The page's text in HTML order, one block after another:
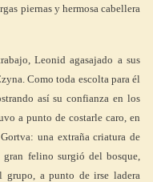
piernas y hermosa cabellera
Leonid agasajado a sus
Como toda escolta para él
así su confianza en los
a punto de costarle caro, en
una extraña criatura de
felino surgió del bosque,
grupo, a punto de irse ladera